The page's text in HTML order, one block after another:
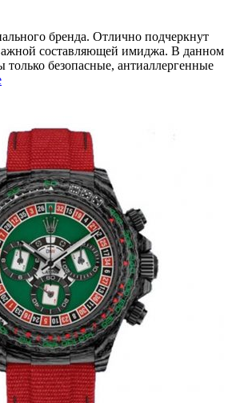
бренда. Отлично подчеркнут
составляющей имиджа. В данном
только безопасные, антиаллергенные